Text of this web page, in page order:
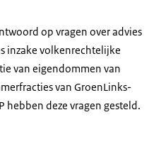
op vragen over advies
inzake volkenrechtelijke
van eigendommen van
van GroenLinks-
hebben deze vragen gesteld.